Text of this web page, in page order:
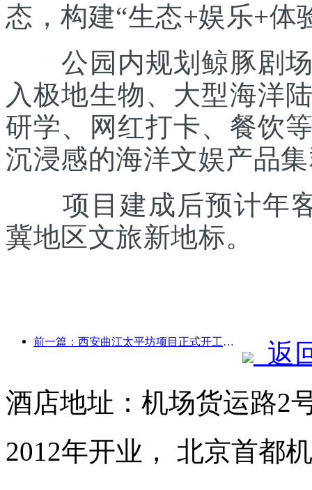
态，构建“生态+娱乐+体
公园内规划鲸豚剧场
入极地生物、大型海洋
研学、网红打卡、餐饮
沉浸感的海洋文娱产品
项目建成后预计年客
冀地区文旅新地标。
前一篇：西安曲江太平坊项目正式开工，总建面13.7万方
返
酒店地址：机场货运路2
2012年开业， 北京首